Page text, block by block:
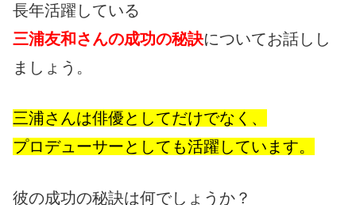
長年活躍している
三浦友和さんの成功の秘訣についてお話しし
ましょう。
三浦さんは俳優としてだけでなく、
プロデューサーとしても活躍しています。
彼の成功の秘訣は何でしょうか？